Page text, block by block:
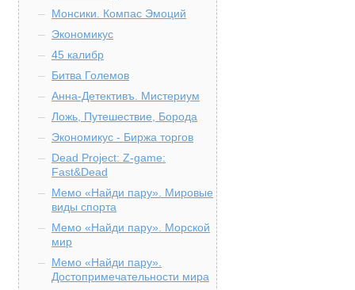
Монсики. Компас Эмоций
Экономикус
45 калибр
Битва Големов
Анна-Детективъ. Мистериум
Ложь, Путешествие, Борода
Экономикус - Биржа торгов
Dead Project: Z-game:
Fast&Dead
Мемо «Найди пару». Мировые
виды спорта
Мемо «Найди пару». Морской
мир
Мемо «Найди пару».
Достопримечательности мира